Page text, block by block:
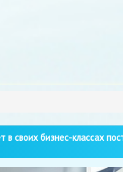
своих бизнес-классах